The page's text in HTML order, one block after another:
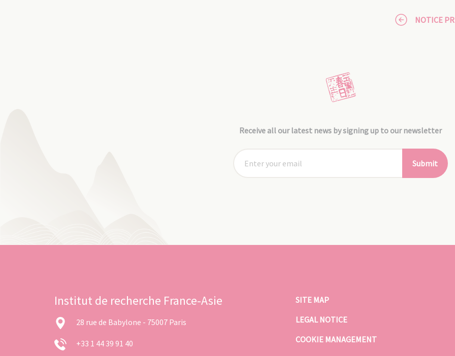
NOTICE
Receive all our latest news by signing up to our newsletter
Submit
Institut de recherche France-Asie
28 rue de Babylone - 75007 Paris
+33 1 44 39 91 40
SITE MAP
LEGAL NOTICE
COOKIE MANAGEMENT